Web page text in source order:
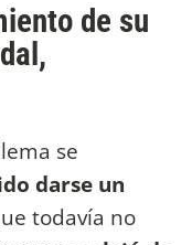
de su
se
darse un
todavía no